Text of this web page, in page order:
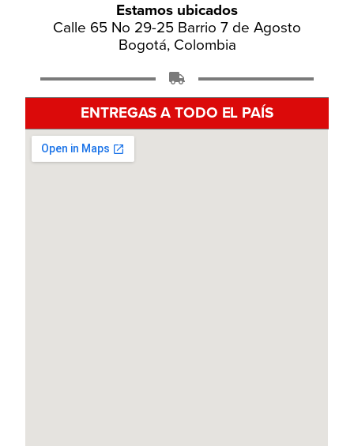
Estamos ubicados
Calle 65 No 29-25 Barrio 7 de Agosto
Bogotá, Colombia
ENTREGAS A TODO EL PAÍS